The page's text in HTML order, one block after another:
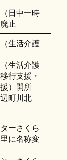
日中一時
止
生活介護
生活介護
行支援・
）開所
辺町川北
ーさくら
に名称変